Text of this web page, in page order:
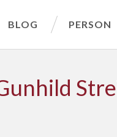
BLOG PERSON